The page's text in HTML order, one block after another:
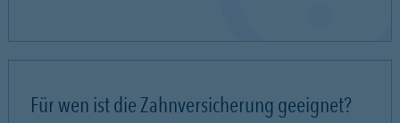
Für wen ist die Zahnversicherung geeignet?